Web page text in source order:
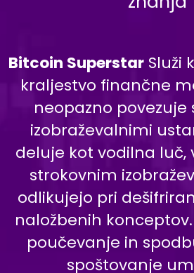
Bitcoin Superstar Služi
kraljestvo finančne
neopazno povezuje
izobraževalnimi
deluje kot vodilna luč,
strokovnim
odlikujejo pri
naložbenih
poučevanje in
spoštovanje